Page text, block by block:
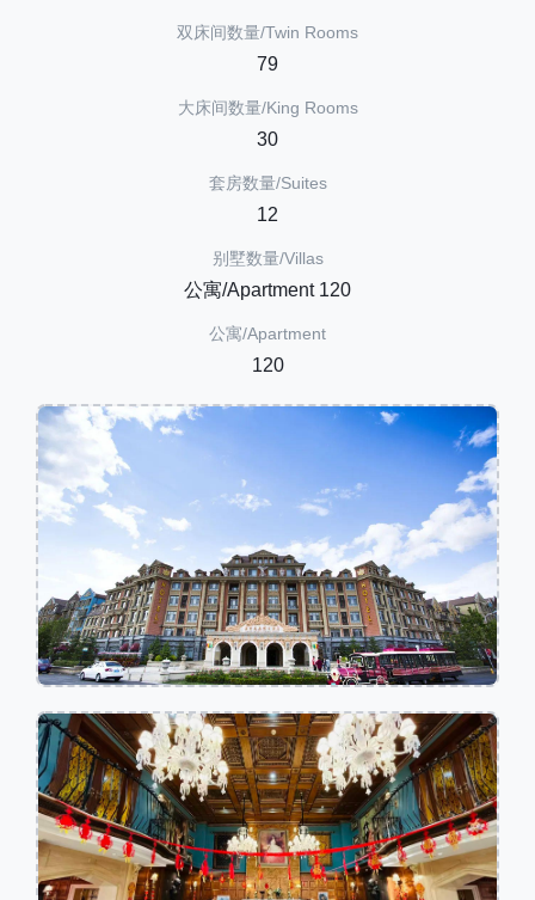
双床间数量/Twin Rooms
79
大床间数量/King Rooms
30
套房数量/Suites
12
别墅数量/Villas
公寓/Apartment 120
公寓/Apartment
120